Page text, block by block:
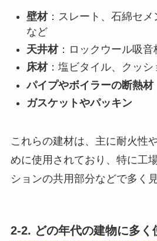
壁材：スレート、石綿セ
など
天井材：ロックウール吸音
床材：塩ビタイル、クッシ
パイプやボイラーの断熱材
ガスケットやパッキン
これらの建材は、主に耐火性
めに使用されており、特に工
ションの共用部分などで多く
2-2. どの年代の建物に多く